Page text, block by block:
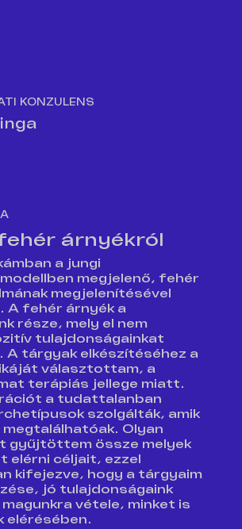
KONZULENS
árnyékról
a jungi
megjelenő, fehér
megjelenítésével
A fehér árnyék a
része, mely el nem
tulajdonságainkat
A tárgyak elkészítéséhez a
választottam, a
terápiás jellege miatt.
a tudattalanban
szolgálták, amik
megtalálhatóak. Olyan
gyűjtöttem össze melyek
elérni céljait, ezzel
kifejezve, hogy a tárgyaim
jó tulajdonságaink
vétele, minket is
elérésében.